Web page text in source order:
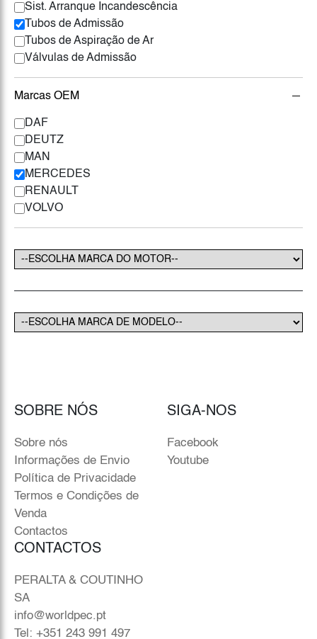
Sist. Arranque Incandescência
Tubos de Admissão
Tubos de Aspiração de Ar
Válvulas de Admissão
Marcas OEM
DAF
DEUTZ
MAN
MERCEDES
RENAULT
VOLVO
SOBRE NÓS
Sobre nós
Informações de Envio
Política de Privacidade
Termos e Condições de
Venda
Contactos
SIGA-NOS
Facebook
Youtube
CONTACTOS
PERALTA & COUTINHO
SA
info@worldpec.pt
Tel: +351 243 991 497